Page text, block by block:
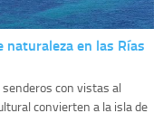
naturaleza en las Rías
con vistas al
convierten a la isla de